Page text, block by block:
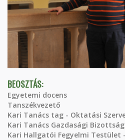
BEOSZTÁS:
Egyetemi docens
Tanszékvezető
Kari Tanács tag - Oktatási
Kari Tanács Gazdasági
Kari Hallgatói Fegyelmi Testület